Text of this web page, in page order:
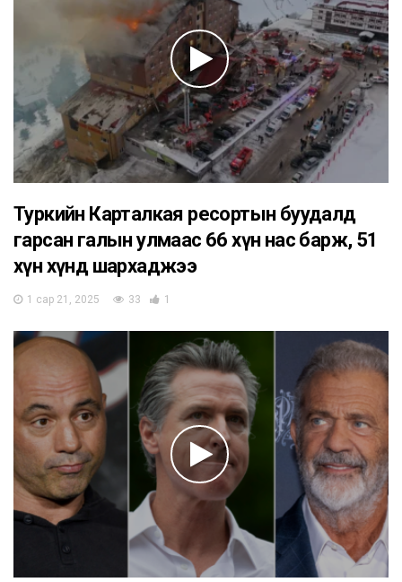
Туркийн Карталкая ресортын буудалд
гарсан галын улмаас 66 хүн нас барж, 51
хүн хүнд шархаджээ
1 сар 21, 2025 33 1